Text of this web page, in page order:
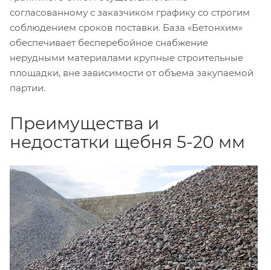
согласованному с заказчиком графику со строгим
соблюдением сроков поставки. База «Бетонхим»
обеспечивает бесперебойное снабжение
нерудными материалами крупные строительные
площадки, вне зависимости от объема закупаемой
партии.
Преимущества и
недостатки щебня 5-20 мм